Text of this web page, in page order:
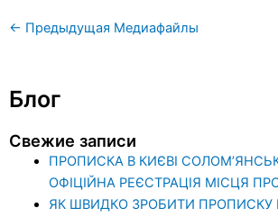
← Предыдущая Медиафайлы
Блог
Свежие записи
ПРОПИСКА В КИЄВІ
ОФІЦІЙНА РЕЄСТРАЦІЯ МІСЦЯ
ЯК ШВИДКО ЗРОБИТИ ПРОПИСКУ